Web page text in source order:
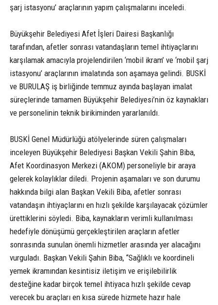
şarj istasyonu’ araçlarının yapım çalışmalarını inceledi.
Büyükşehir Belediyesi Afet İşleri Dairesi Başkanlığı
tarafından, afetler sonrası vatandaşların temel ihtiyaçlarını
karşılamak amacıyla projelendirilen ‘mobil ikram’ ve ‘mobil şarj
istasyonu’ araçlarının imalatında son aşamaya gelindi. BUSKİ
ve BURULAŞ iş birliğinde temmuz ayında başlayan imalat
süreçlerinde tamamen Büyükşehir Belediyesi’nin öz kaynakları
ve personelinin teknik birikiminden yararlanıldı.
BUSKİ Genel Müdürlüğü atölyelerinde süren çalışmaları
inceleyen Büyükşehir Belediyesi Başkan Vekili Şahin Biba,
Afet Koordinasyon Merkezi (AKOM) personeliyle bir araya
gelerek kolaylıklar diledi. Projenin aşamaları ve son durumu
hakkında bilgi alan Başkan Vekili Biba, afetler sonrası
vatandaşın ihtiyaçlarını en hızlı şekilde karşılayacak çözümler
ürettiklerini söyledi. Biba, kaynakların verimli kullanılması
hedefiyle dönüşümü gerçekleştirilen araçların afetler
sonrasında sunulan önemli hizmetler arasında yer alacağını
vurguladı. Başkan Vekili Şahin Biba, “Sağlıklı ve koordineli
yemek ikramından kesintisiz iletişim ve erişilebilirlik
desteğine kadar birçok temel ihtiyaca hızlı şekilde cevap
verecek bu araçları en kısa sürede hizmete hazır hale